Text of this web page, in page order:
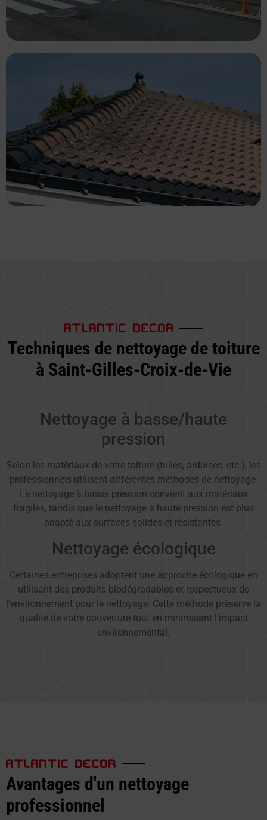
ATLANTIC DECOR
Techniques de nettoyage de toiture
à Saint-Gilles-Croix-de-Vie
Nettoyage à basse/haute
pression
Selon les matériaux de votre toiture (tuiles, ardoises, etc.), les
professionnels utilisent différentes méthodes de nettoyage.
Le nettoyage à basse pression convient aux matériaux
fragiles, tandis que le nettoyage à haute pression est plus
adapté aux surfaces solides et résistantes.
Nettoyage écologique
Certaines entreprises adoptent une approche écologique en
utilisant des produits biodégradables et respectueux de
l’environnement pour le nettoyage. Cette méthode préserve la
qualité de votre couverture tout en minimisant l’impact
environnemental.
ATLANTIC DECOR
Avantages d'un nettoyage
professionnel